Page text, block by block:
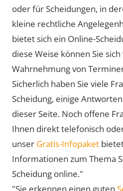
oder für Scheidungen, in
kleine rechtliche
bietet sich ein Online-
diese Weise können Sie
Wahrnehmung von
Sicherlich haben Sie viele
Scheidung, einige
dieser Seite. Noch offene
Ihnen direkt telefonisch
unser Gratis-Infopaket
Informationen zum Thema
Scheidung online."
"Sie erkennen einen guten